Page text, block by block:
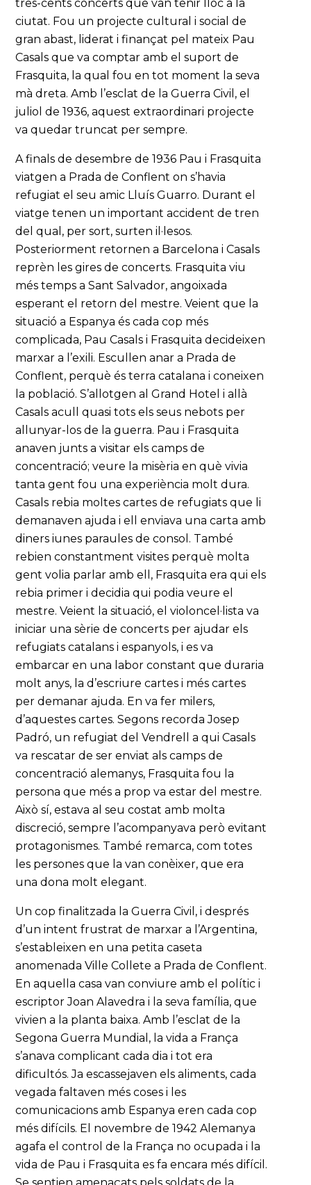
tres-cents concerts que van tenir lloc a la
ciutat. Fou un projecte cultural i social de
gran abast, liderat i finançat pel mateix Pau
Casals que va comptar amb el suport de
Frasquita, la qual fou en tot moment la seva
mà dreta. Amb l’esclat de la Guerra Civil, el
juliol de 1936, aquest extraordinari projecte
va quedar truncat per sempre.
A finals de desembre de 1936 Pau i Frasquita
viatgen a Prada de Conflent on s’havia
refugiat el seu amic Lluís Guarro. Durant el
viatge tenen un important accident de tren
del qual, per sort, surten il·lesos.
Posteriorment retornen a Barcelona i Casals
reprèn les gires de concerts. Frasquita viu
més temps a Sant Salvador, angoixada
esperant el retorn del mestre. Veient que la
situació a Espanya és cada cop més
complicada, Pau Casals i Frasquita decideixen
marxar a l’exili. Escullen anar a Prada de
Conflent, perquè és terra catalana i coneixen
la població. S’allotgen al Grand Hotel i allà
Casals acull quasi tots els seus nebots per
allunyar-los de la guerra. Pau i Frasquita
anaven junts a visitar els camps de
concentració; veure la misèria en què vivia
tanta gent fou una experiència molt dura.
Casals rebia moltes cartes de refugiats que li
demanaven ajuda i ell enviava una carta amb
diners iunes paraules de consol. També
rebien constantment visites perquè molta
gent volia parlar amb ell, Frasquita era qui els
rebia primer i decidia qui podia veure el
mestre. Veient la situació, el violoncel·lista va
iniciar una sèrie de concerts per ajudar els
refugiats catalans i espanyols, i es va
embarcar en una labor constant que duraria
molt anys, la d’escriure cartes i més cartes
per demanar ajuda. En va fer milers,
d’aquestes cartes. Segons recorda Josep
Padró, un refugiat del Vendrell a qui Casals
va rescatar de ser enviat als camps de
concentració alemanys, Frasquita fou la
persona que més a prop va estar del mestre.
Això sí, estava al seu costat amb molta
discreció, sempre l’acompanyava però evitant
protagonismes. També remarca, com totes
les persones que la van conèixer, que era
una dona molt elegant.
Un cop finalitzada la Guerra Civil, i després
d’un intent frustrat de marxar a l’Argentina,
s’estableixen en una petita caseta
anomenada Ville Collete a Prada de Conflent.
En aquella casa van conviure amb el polític i
escriptor Joan Alavedra i la seva família, que
vivien a la planta baixa. Amb l’esclat de la
Segona Guerra Mundial, la vida a França
s’anava complicant cada dia i tot era
dificultós. Ja escassejaven els aliments, cada
vegada faltaven més coses i les
comunicacions amb Espanya eren cada cop
més difícils. El novembre de 1942 Alemanya
agafa el control de la França no ocupada i la
vida de Pau i Frasquita es fa encara més difícil.